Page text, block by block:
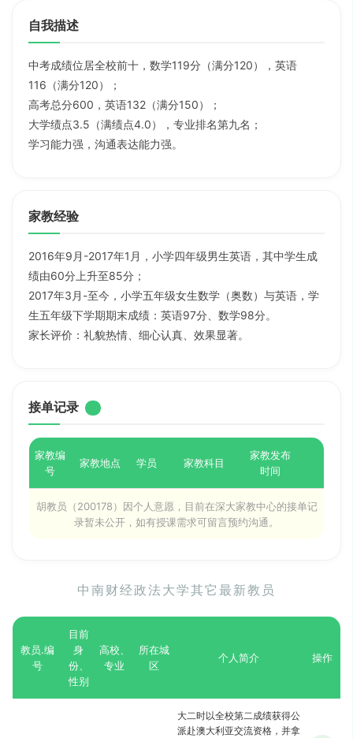
自我描述
中考成绩位居全校前十，数学119分（满分120），英语
116（满分120）；
高考总分600，英语132（满分150）；
大学绩点3.5（满绩点4.0），专业排名第九名；
学习能力强，沟通表达能力强。
家教经验
2016年9月-2017年1月，小学四年级男生英语，其中学生成
绩由60分上升至85分；
2017年3月-至今，小学五年级女生数学（奥数）与英语，学
生五年级下学期期末成绩：英语97分、数学98分。
家长评价：礼貌热情、细心认真、效果显著。
接单记录
家教编
号
家教地点 学员 家教科目
家教发布
时间
胡教员（200178）因个人意愿，目前在深大家教中心的接单记
录暂未公开，如有授课需求可留言预约沟通。
中南财经政法大学其它最新教员
教员.编
号
目前
身
份、
性别
高校、
专业
所在城
区
个人简介 操作
大二时以全校第二成绩获得公
派赴澳大利亚交流资格，并拿